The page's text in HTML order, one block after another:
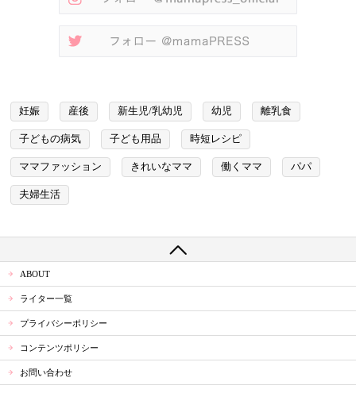
妊娠 産後 新生児/乳幼児 幼児 離乳食
子どもの病気 子ども用品 時短レシピ
ママファッション きれいなママ 働くママ パパ
夫婦生活
ABOUT
ライター一覧
プライバシーポリシー
コンテンツポリシー
お問い合わせ